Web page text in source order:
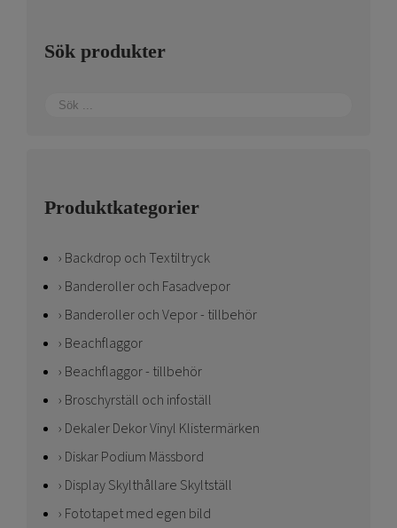
Sök produkter
Produktkategorier
Backdrop och Textiltryck
Banderoller och Fasadvepor
Banderoller och Vepor - tillbehör
Beachflaggor
Beachflaggor - tillbehör
Broschyrställ och infoställ
Dekaler Dekor Vinyl Klistermärken
Diskar Podium Mässbord
Display Skylthållare Skyltställ
Fototapet med egen bild